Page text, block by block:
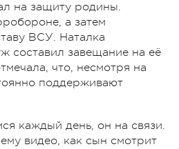
на защиту родины.
а затем
ВСУ. Наталка
составил завещание на её
что, несмотря на
поддерживают
каждый день, он на связи.
видео, как сын смотрит